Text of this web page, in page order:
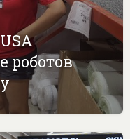
роботов